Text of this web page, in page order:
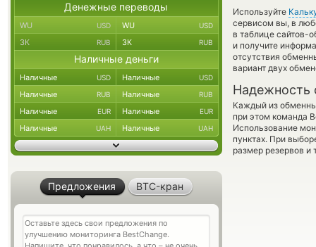
Используйте
сервисом вы, в
в таблице сайтов-
и получите
отсутствия
вариант двух
Надежность
Каждый из
при этом команда
Использование
пунктах. При
размер резервов и
Денежные переводы
WU USD WU USD
ЗК RUB ЗК RUB
Наличные деньги
Наличные USD Наличные USD
Наличные RUB Наличные RUB
Наличные EUR Наличные EUR
Наличные UAH Наличные UAH
Предложения BTC-кран